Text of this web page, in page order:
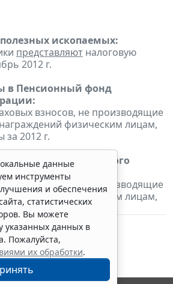
ископаемых:
представляют налоговую
2012 г.
в Пенсионный фонд
взносов, не производящие
физическим лицам,
за 2012 г.
в фонды медицинского
взносов, не производящие
физическим лицам,
за 2012 г.
данные
инструменты
и обеспечения
статистических
Вы можете
указанных данных в
Пожалуйста,
их обработки.